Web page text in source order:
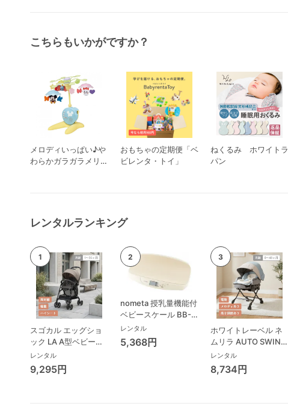
こちらもいかがですか？
メロディいっぱい♪や
わらかガラガラメリー
おもちゃの定期便「ベ
ビレンタ・トイ」
ねくるみ ホワイトラ
パン
レンタルランキング
スゴカル エッグショ
ック LA A型ベビーカ
ー コンビ(Combi)
レンタル
9,295円
nometa 授乳量機能付
ベビースケール BB-
105 タニタ(TANITA)
ベビースケール・体重
計
レンタル
5,368円
ホワイトレーベル ネ
ムリラ AUTO SWING
BEDi Long スリープ
シェル EG コンビ
(Combi) ハイローチ
レンタル
8,734円